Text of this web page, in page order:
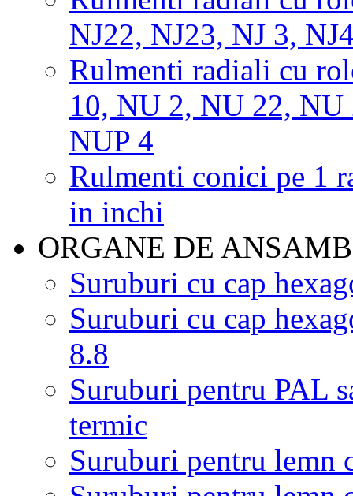
NJ22, NJ23, NJ 3,
Rulmenti radiali cu
10, NU 2, NU 22,
NUP 4
Rulmenti conici pe 1
in inchi
ORGANE DE
Suruburi cu cap
Suruburi cu cap
8.8
Suruburi pentru PAL
termic
Suruburi pentru lemn